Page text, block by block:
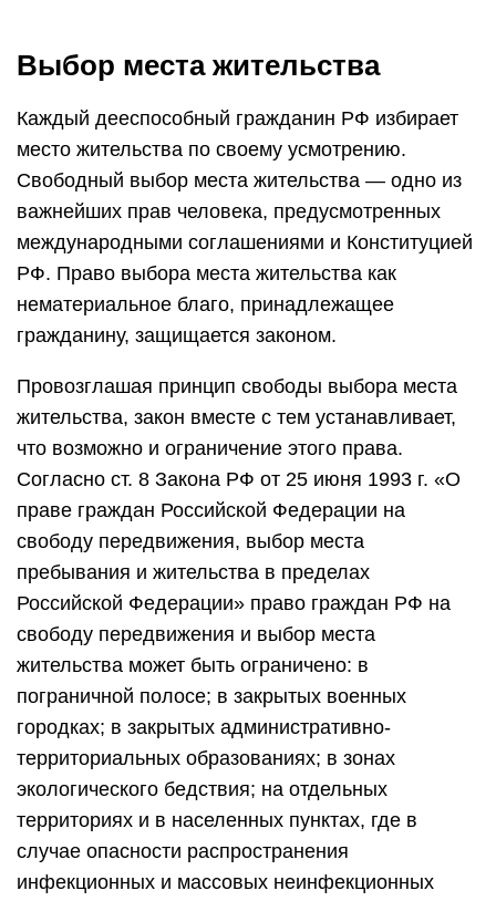
Выбор места жительства
Каждый дееспособный гражданин РФ избирает
место жительства по своему усмотрению.
Свободный выбор места жительства — одно из
важнейших прав человека, предусмотренных
международными соглашениями и Конституцией
РФ. Право выбора места жительства как
нематериальное благо, принадлежащее
гражданину, защищается законом.
Провозглашая принцип свободы выбора места
жительства, закон вместе с тем устанавливает,
что возможно и ограничение этого права.
Согласно ст. 8 Закона РФ от 25 июня 1993 г. «О
праве граждан Российской Федерации на
свободу передвижения, выбор места
пребывания и жительства в пределах
Российской Федерации» право граждан РФ на
свободу передвижения и выбор места
жительства может быть ограничено: в
пограничной полосе; в закрытых военных
городках; в закрытых административно-
территориальных образованиях; в зонах
экологического бедствия; на отдельных
территориях и в населенных пунктах, где в
случае опасности распространения
инфекционных и массовых неинфекционных